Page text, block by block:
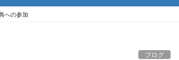
への参加
ブログ